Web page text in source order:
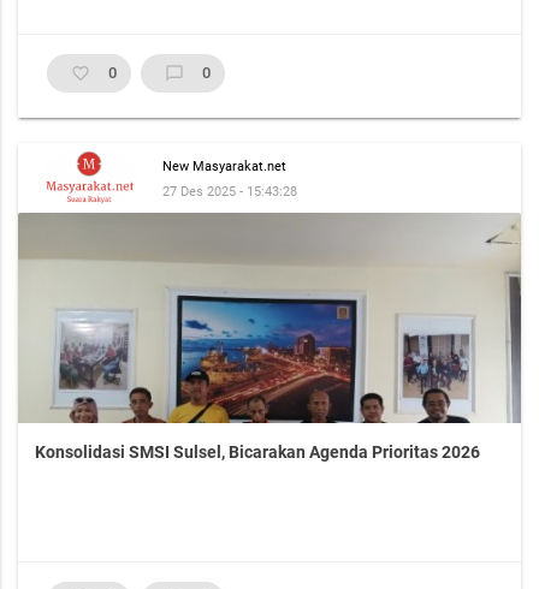
favorite_border 0 chat_bubble_outline 0
New Masyarakat.net
27 Des 2025 - 15:43:28
Konsolidasi SMSI Sulsel, Bicarakan Agenda Prioritas 2026